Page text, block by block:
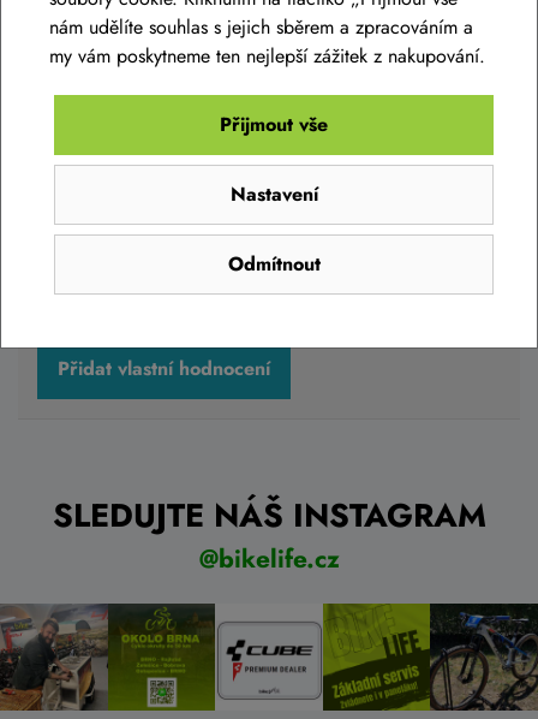
Zeptat se v diskusi
Hodnocení produktu
Přidat vlastní hodnocení
SLEDUJTE NÁŠ INSTAGRAM
@bikelife.cz
nám udělíte souhlas s jejich sběrem a zpracováním a
my vám poskytneme ten nejlepší zážitek z nakupování.
Odmítnout
Nastavení
Přijmout vše